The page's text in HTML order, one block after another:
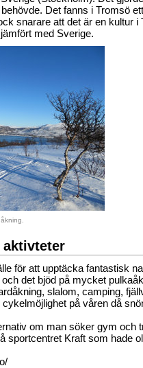
Det fanns i Tromsö
snarare att det är en kultur i
med Sverige.
för att upptäcka fantastisk
det bjöd på mycket
slalom, camping,
cykelmöjlighet på våren då
om man söker gym och
sportcentret Kraft som hade